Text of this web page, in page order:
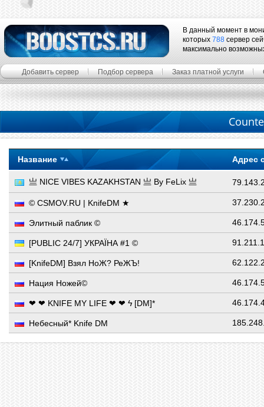
В данный момент в
которых 788 сервер
максимально
Добавить сервер Подбор сервера Заказ платной услуги
Название Адрес
亗 NICE VIBES KAZAKHSTAN 亗 By FeLix 亗
© CSMOV.RU | KnifeDM ★
Элитный паблик ©
[PUBLIC 24/7] УКРАЇНА #1 ©
[KnifeDM] Взял НоЖ? РеЖЪ!
Нация Ножей©
❤ ❤ KNIFE MY LIFE ❤ ❤ ϟ [DM]*
Небесный* Knife DM